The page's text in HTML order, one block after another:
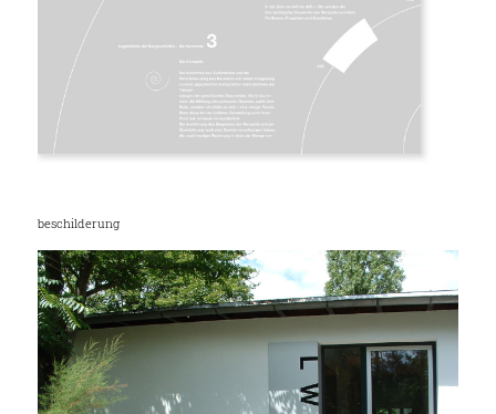
beschilderung